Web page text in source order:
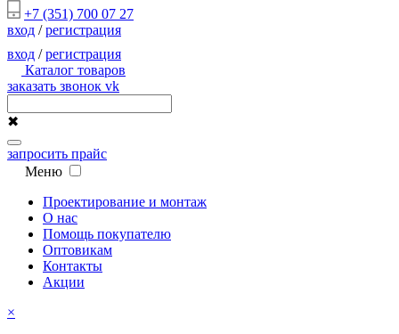
+7 (351) 700 07 27
вход /регистрация
вход /регистрация
Каталог товаров
заказать звонок vk
✖
запросить прайс
Меню
Проектирование и монтаж
О нас
Помощь покупателю
Оптовикам
Контакты
Акции
×